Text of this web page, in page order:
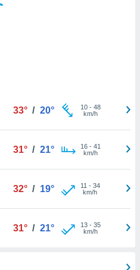
33° / 20° 10- 48
km/h
31° / 21° 16- 41
km/h
32° / 19° 11 - 34
km/h
31° / 21° 13- 35
km/h